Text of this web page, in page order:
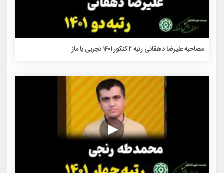
مصاحبه علیرضا دهقانی رتبه ۲ کنکور ۱۴۰۱ تجربی با ماز